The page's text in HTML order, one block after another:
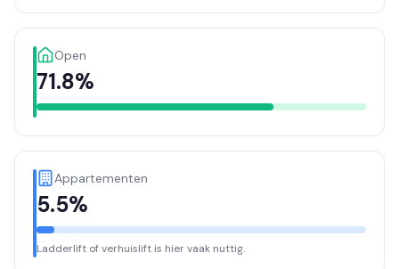
Open
71.8%
Appartementen
5.5%
Ladderlift of verhuislift is hier vaak nuttig.